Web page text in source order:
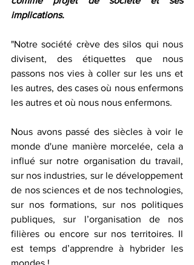
implications.
"Notre société crève des silos qui nous
divisent, des étiquettes que nous
passons nos vies à coller sur les uns et
les autres, des cases où nous enfermons
les autres et où nous nous enfermons.
Nous avons passé des siècles à voir le
monde d'une manière morcelée, cela a
influé sur notre organisation du travail,
sur nos industries, sur le développement
de nos sciences et de nos technologies,
sur nos formations, sur nos politiques
publiques, sur l’organisation de nos
filières ou encore sur nos territoires. Il
est temps d’apprendre à hybrider les
mondes !